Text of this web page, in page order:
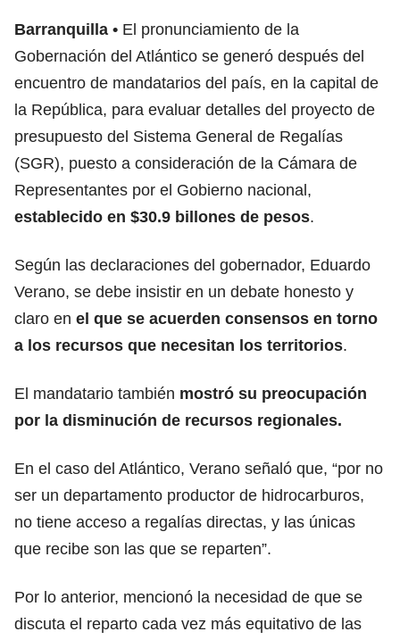
Barranquilla
El pronunciamiento de la
Gobernación del Atlántico se generó después del
encuentro de mandatarios del país, en la capital de
la República, para evaluar detalles del proyecto de
presupuesto del Sistema General de Regalías
(SGR), puesto a consideración de la Cámara de
Representantes por el Gobierno nacional,
establecido en $30.9 billones de pesos.
Según las declaraciones del gobernador, Eduardo
Verano, se debe insistir en un debate honesto y
claro en el que se acuerden consensos en torno
a los recursos que necesitan los territorios.
El mandatario también mostró su preocupación
por la disminución de recursos regionales.
En el caso del Atlántico, Verano señaló que, “por no
ser un departamento productor de hidrocarburos,
no tiene acceso a regalías directas, y las únicas
que recibe son las que se reparten”.
Por lo anterior, mencionó la necesidad de que se
discuta el reparto cada vez más equitativo de las